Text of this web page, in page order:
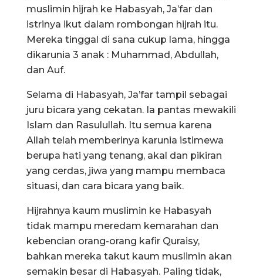
muslimin hijrah ke Habasyah, Ja’far dan
istrinya ikut dalam rombongan hijrah itu.
Mereka tinggal di sana cukup lama, hingga
dikarunia 3 anak : Muhammad, Abdullah,
dan Auf.
Selama di Habasyah, Ja’far tampil sebagai
juru bicara yang cekatan. Ia pantas mewakili
Islam dan Rasulullah. Itu semua karena
Allah telah memberinya karunia istimewa
berupa hati yang tenang, akal dan pikiran
yang cerdas, jiwa yang mampu membaca
situasi, dan cara bicara yang baik.
Hijrahnya kaum muslimin ke Habasyah
tidak mampu meredam kemarahan dan
kebencian orang-orang kafir Quraisy,
bahkan mereka takut kaum muslimin akan
semakin besar di Habasyah. Paling tidak,